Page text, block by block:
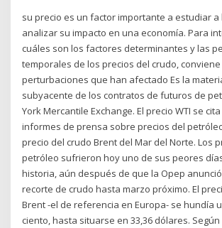
su precio es un factor importante a estudiar a
analizar su impacto en una economía. Para
cuáles son los factores determinantes y las
temporales de los precios del crudo,
perturbaciones que han afectado Es la
subyacente de los contratos de futuros de
York Mercantile Exchange. El precio WTI se
informes de prensa sobre precios del
precio del crudo Brent del Mar del Norte. Los
petróleo sufrieron hoy uno de sus peores
historia, aún después de que la Opep
recorte de crudo hasta marzo próximo. El
Brent -el de referencia en Europa- se hundía
ciento, hasta situarse en 33,36 dólares.